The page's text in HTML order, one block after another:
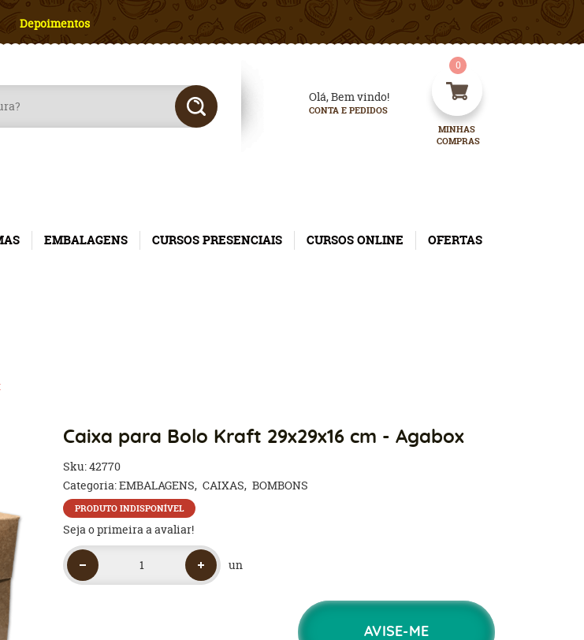
Depoimentos
Olá, Bem vindo!
CONTA E PEDIDOS
MINHAS
COMPRAS
0
EMBALAGENS CURSOS PRESENCIAIS CURSOS ONLINE OFERTAS
Caixa para Bolo Kraft 29x29x16 cm - Agabox
Sku:42770
Categoria:EMBALAGENS CAIXAS BOMBONS
PRODUTO INDISPONÍVEL
Seja o primeira a avaliar!
un
AVISE-ME